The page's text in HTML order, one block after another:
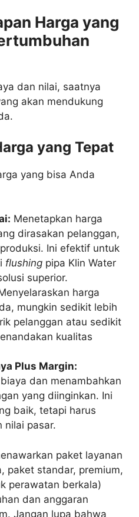
Harga yang
dan nilai, saatnya
akan mendukung
yang Tepat
yang bisa Anda
Menetapkan harga
dirasakan pelanggan,
Ini efektif untuk
flushing pipa Klin Water
superior.
harga
mungkin sedikit lebih
pelanggan atau sedikit
kualitas
Plus Margin:
dan menambahkan
yang diinginkan. Ini
baik, tetapi harus
nilai pasar.
paket layanan
paket standar, premium,
perawatan berkala)
dan anggaran
Jangan lupa bahwa